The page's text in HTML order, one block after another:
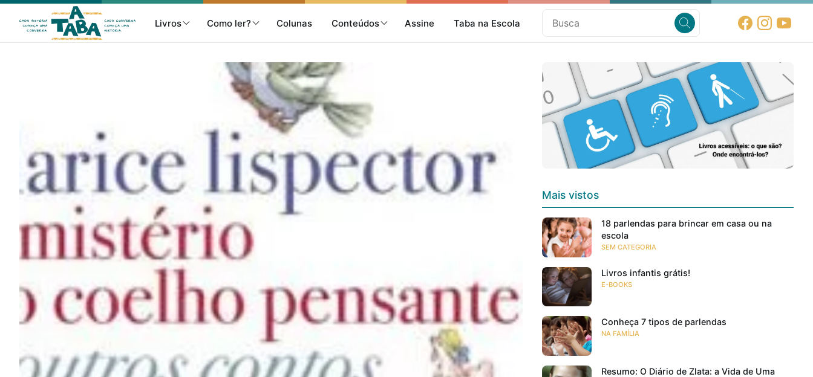
Livros Como ler? Colunas Conteúdos Assine Taba na Escola
Clube de Leitores
Na escola
Na família
Colunas
Mais vistos
18 parlendas para brincar em casa ou na
escola
SEM CATEGORIA
Livros infantis grátis!
E-BOOKS
Conheça 7 tipos de parlendas
NA FAMÍLIA
Resumo: O Diário de Zlata: a Vida de Uma